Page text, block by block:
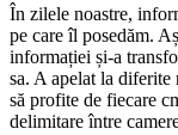
În zilele noastre,
pe care îl posedăm.
informației și-a
sa. A apelat la diferite
să profite de fiecare
delimitare între